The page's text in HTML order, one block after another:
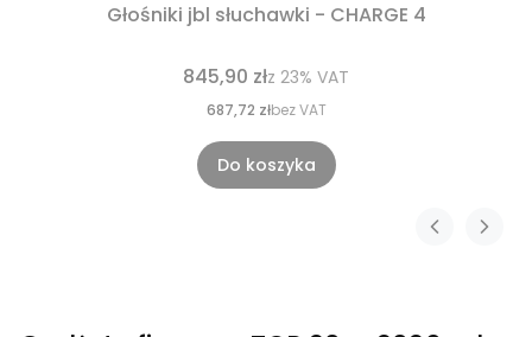
Głośniki jbl słuchawki - CHARGE 4
845,90 złz 23% VAT
687,72 złbez VAT
Do koszyka